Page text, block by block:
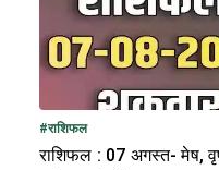
#राशिफल
राशिफल : 07 अगस्त- मेष,